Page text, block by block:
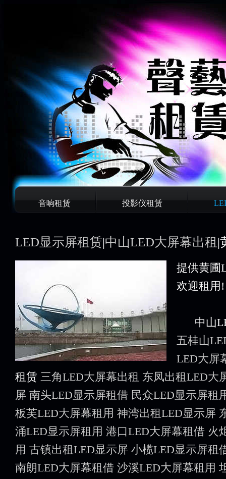
音响租赁 投影仪租赁
LED显示屏租赁|中山LED大屏幕出租 |
提供黄圃
欢迎租用!
中山
五桂山
LED大屏
租赁 三角LED大屏幕出租 东凤出租LED大
屏 南头LED显示屏租借 民众LED显示屏租
板芙LED大屏幕租用 神湾出租LED显示屏
涌LED显示屏租用 港口LED大屏幕租借 火
用 古镇出租LED显示屏 小榄LED显示屏租
南朗LED大屏幕租借 沙溪LED大屏幕租用